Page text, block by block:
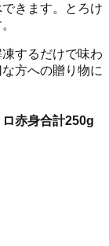
きます。とろけ
するだけで味わ
方への贈り物に
赤身合計250g